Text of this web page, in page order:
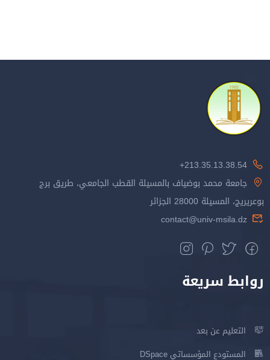
213.35.13.38.54+
جامعة محمد بوضياف بالمسيلة القطب الجامعي، طريق برج
بوعريريج، المسيلة 28000 الجزائر
contact@univ-msila.dz
روابط سريعة
التعليم عن بعد
المستودع المؤسساتي DSpace